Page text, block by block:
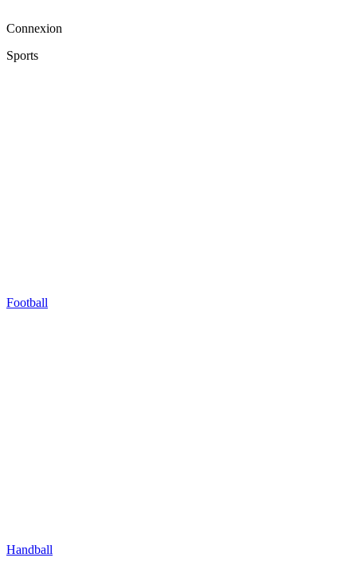
Connexion
Sports
Football
Handball